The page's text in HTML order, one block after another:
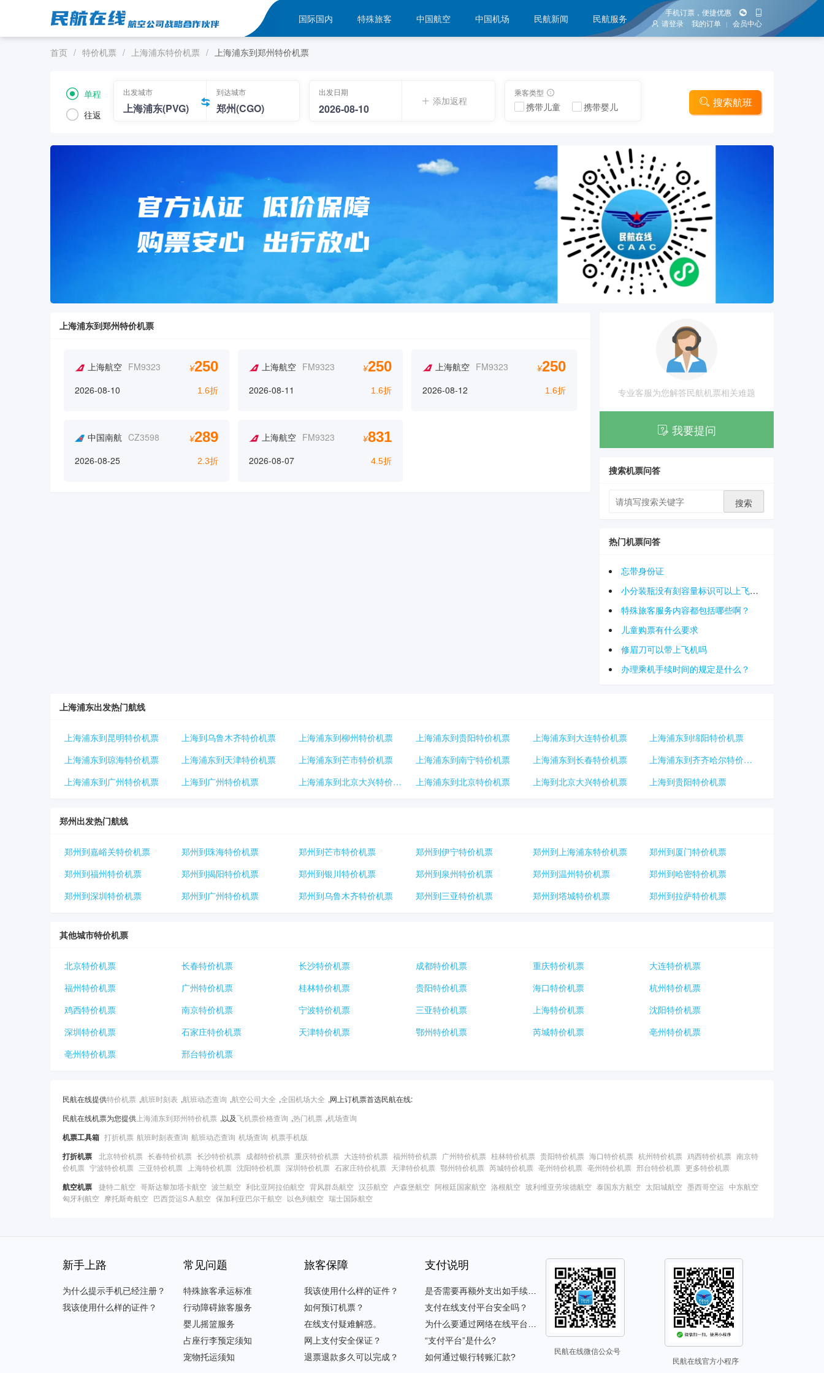
国际国内 特殊旅客 中国航空 中国机场 民航新闻 民航服务
手机订票，便捷优惠
请登录
我的订单 | 会员中心
首页 / 特价机票 / 上海浦东特价机票 / 上海浦东到郑州特价机票
单程
往返
出发城市 到达城市 出发日期
添加返程 携带儿童 携带婴儿
乘客类型
搜索航班
上海浦东到郑州特价机票
上海航空 FM9323 ¥250
2026-08-10 1.6折
上海航空 FM9323 ¥250
2026-08-11 1.6折
上海航空 FM9323 ¥250
2026-08-12 1.6折
中国南航 CZ3598 ¥289
2026-08-25 2.3折
上海航空 FM9323 ¥831
2026-08-07 4.5折
专业客服为您解答民航机票相关难题
我要提问
搜索机票问答
搜索
热门机票问答
忘带身份证
小分装瓶没有刻容量标识可以上飞机吗
特殊旅客服务内容都包括哪些啊？
儿童购票有什么要求
修眉刀可以带上飞机吗
办理乘机手续时间的规定是什么？
上海浦东出发热门航线
上海浦东到昆明特价机票 上海到乌鲁木齐特价机票 上海浦东到柳州特价机票 上海浦东到贵阳特价机票 上海浦东到大连特价机票
上海浦东到绵阳特价机票
上海浦东到琼海特价机票
上海浦东到天津特价机票 上海浦东到芒市特价机票 上海浦东到南宁特价机票 上海浦东到长春特价机票
上海浦东到齐齐哈尔特价机票
上海浦东到广州特价机票
上海到广州特价机票 上海浦东到北京大兴特价机票 上海浦东到北京特价机票 上海到北京大兴特价机票 上海到贵阳特价机票
郑州出发热门航线
郑州到嘉峪关特价机票 郑州到珠海特价机票 郑州到芒市特价机票 郑州到伊宁特价机票 郑州到上海浦东特价机票
郑州到厦门特价机票
郑州到福州特价机票
郑州到揭阳特价机票 郑州到银川特价机票 郑州到泉州特价机票 郑州到温州特价机票
郑州到哈密特价机票
郑州到深圳特价机票
郑州到广州特价机票 郑州到乌鲁木齐特价机票 郑州到三亚特价机票 郑州到塔城特价机票 郑州到拉萨特价机票
其他城市特价机票
北京特价机票 长春特价机票 长沙特价机票 成都特价机票 重庆特价机票
大连特价机票
福州特价机票
广州特价机票 桂林特价机票 贵阳特价机票 海口特价机票
杭州特价机票
鸡西特价机票
南京特价机票 宁波特价机票 三亚特价机票 上海特价机票
沈阳特价机票
深圳特价机票
石家庄特价机票 天津特价机票 鄂州特价机票 芮城特价机票
亳州特价机票
亳州特价机票
邢台特价机票
民航在线提供特价机票 ,航班时刻表 ,航班动态查询 ,航空公司大全 ,全国机场大全 ,网上订机票首选民航在线:
民航在线机票为您提供 上海浦东到郑州特价机票 ,以及飞机票价格查询 ,热门机票 ,机场查询
机票工具箱 打折机票 航班时刻表查询 航班动态查询 机场查询 机票手机版
打折机票 北京特价机票 长春特价机票 长沙特价机票 成都特价机票 重庆特价机票 大连特价机票 福州特价机票 广州特价机票 桂林特价机票 贵阳特价机票 海口特价机票 杭州特价机票 鸡西特价机票 南京特
价机票 宁波特价机票 三亚特价机票 上海特价机票 沈阳特价机票 深圳特价机票 石家庄特价机票 天津特价机票 鄂州特价机票 芮城特价机票 亳州特价机票 亳州特价机票 邢台特价机票 更多特价机票
航空机票 捷特二航空 哥斯达黎加塔卡航空 波兰航空 利比亚阿拉伯航空 背风群岛航空 汉莎航空 卢森堡航空 阿根廷国家航空 洛根航空 玻利维亚劳埃德航空 泰国东方航空 太阳城航空 墨西哥空运 中东航空
匈牙利航空 摩托斯奇航空 巴西货运S.A.航空 保加利亚巴尔干航空 以色列航空 瑞士国际航空
新手上路
为什么提示手机已经注册？
我该使用什么样的证件？
常见问题
特殊旅客承运标准
行动障碍旅客服务
婴儿摇篮服务
占座行李预定须知
宠物托运须知
旅客保障
我该使用什么样的证件？
如何预订机票？
在线支付疑难解惑。
网上支付安全保证？
退票退款多久可以完成？
支付说明
支付在线支付平台安全吗？
“支付平台”是什么?
如何通过银行转账汇款?
民航在线微信公众号
民航在线官方小程序